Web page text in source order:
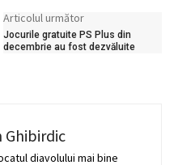
Articolul următor
Jocurile gratuite PS Plus din
decembrie au fost dezvăluite
Ghibirdic
diavolului mai bine